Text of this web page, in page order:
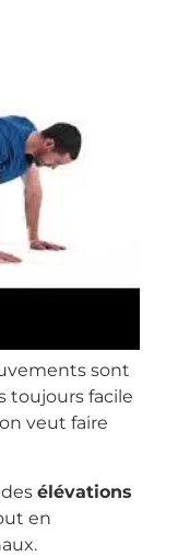
sont
toujours facile
veut faire
élévations
en